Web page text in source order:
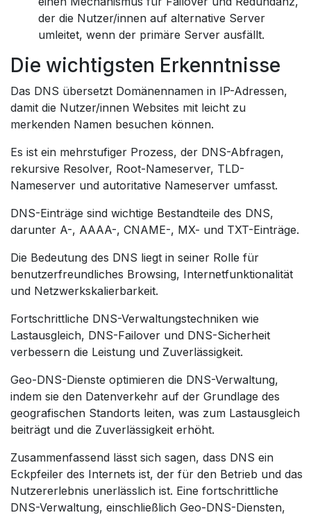
der die Nutzer/innen auf alternative Server
umleitet, wenn der primäre Server ausfällt.
Die wichtigsten Erkenntnisse
Das DNS übersetzt Domänennamen in IP-Adressen,
damit die Nutzer/innen Websites mit leicht zu
merkenden Namen besuchen können.
Es ist ein mehrstufiger Prozess, der DNS-Abfragen,
rekursive Resolver, Root-Nameserver, TLD-
Nameserver und autoritative Nameserver umfasst.
DNS-Einträge sind wichtige Bestandteile des DNS,
darunter A-, AAAA-, CNAME-, MX- und TXT-Einträge.
Die Bedeutung des DNS liegt in seiner Rolle für
benutzerfreundliches Browsing, Internetfunktionalität
und Netzwerkskalierbarkeit.
Fortschrittliche DNS-Verwaltungstechniken wie
Lastausgleich, DNS-Failover und DNS-Sicherheit
verbessern die Leistung und Zuverlässigkeit.
Geo-DNS-Dienste optimieren die DNS-Verwaltung,
indem sie den Datenverkehr auf der Grundlage des
geografischen Standorts leiten, was zum Lastausgleich
beiträgt und die Zuverlässigkeit erhöht.
Zusammenfassend lässt sich sagen, dass DNS ein
Eckpfeiler des Internets ist, der für den Betrieb und das
Nutzererlebnis unerlässlich ist. Eine fortschrittliche
DNS-Verwaltung, einschließlich Geo-DNS-Diensten,